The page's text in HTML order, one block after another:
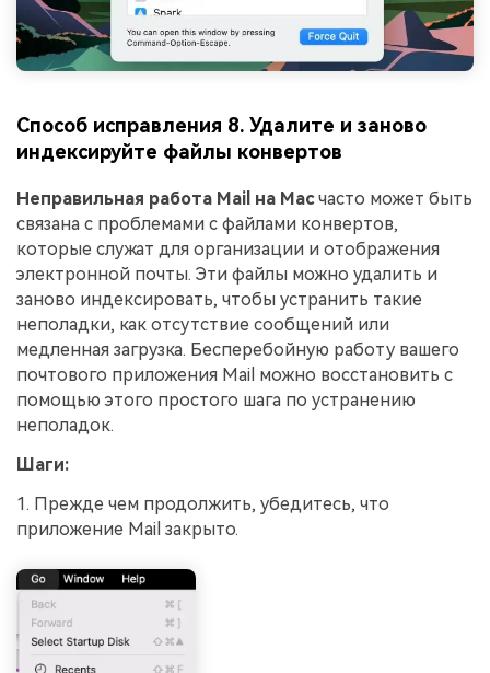
Способ исправления 8. Удалите и заново
индексируйте файлы конвертов
Неправильная работа Mail на Macчасто может быть
связана с проблемами с файлами конвертов,
которые служат для организации и отображения
электронной почты. Эти файлы можно удалить и
заново индексировать, чтобы устранить такие
неполадки, как отсутствие сообщений или
медленная загрузка. Бесперебойную работу вашего
почтового приложения Mail можно восстановить с
помощью этого простого шага по устранению
неполадок.
Шаги:
1. Прежде чем продолжить, убедитесь, что
приложение Mail закрыто.